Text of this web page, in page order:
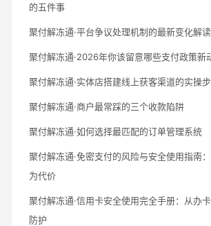
的五件事
聚付解冻通·平台争议处理机制的最新变化解读
聚付解冻通·2026年你该留意哪些支付政策新
聚付解冻通·实体店搭建线上获客渠道的实操
聚付解冻通·商户最常踩的三个收款陷阱
聚付解冻通·如何选择最匹配的订单管理系统
聚付解冻通·免密支付的风险与安全使用指南
为代价
聚付解冻通·信用卡安全使用完全手册：从办
防护